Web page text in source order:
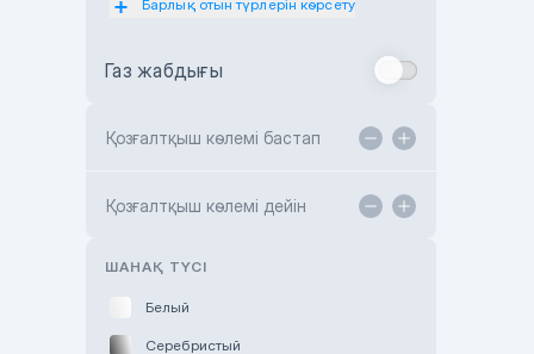
Toyota Astana
TANK Motors Karaganda
Барлық отын түрлерін көрсету
Газ жабдығы
Қозғалтқыш көлемі бастап
Қозғалтқыш көлемі дейін
ШАНАҚ ТҮСІ
Белый
Серебристый